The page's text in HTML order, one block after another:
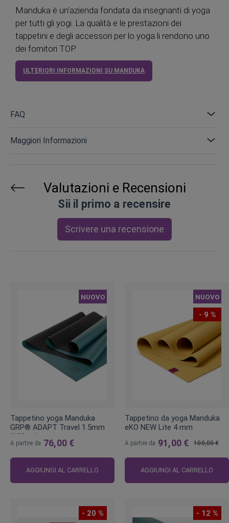
Manduka è un'azienda fondata da insegnanti di yoga
per tutti gli yogi. La qualità e le prestazioni dei
tappetini e degli accessori per lo yoga li rendono uno
dei fornitori TOP.
ULTERIORI INFORMAZIONI SU MANDUKA
FAQ
Maggiori Informazioni
Valutazioni e Recensioni
Sii il primo a recensire
Scrivere una recensione
NUOVO
Tappetino yoga Manduka
GRP® ADAPT Travel 1.5mm
(180cm)
A partire da 76,00 €
AGGIUNGI AL CARRELLO
NUOVO
- 9 %
Tappetino da yoga Manduka
eKO NEW Lite 4 mm
A partire da 91,00 €
regolare
100,00 €
AGGIUNGI AL CARRELLO
- 20 % - 12 %